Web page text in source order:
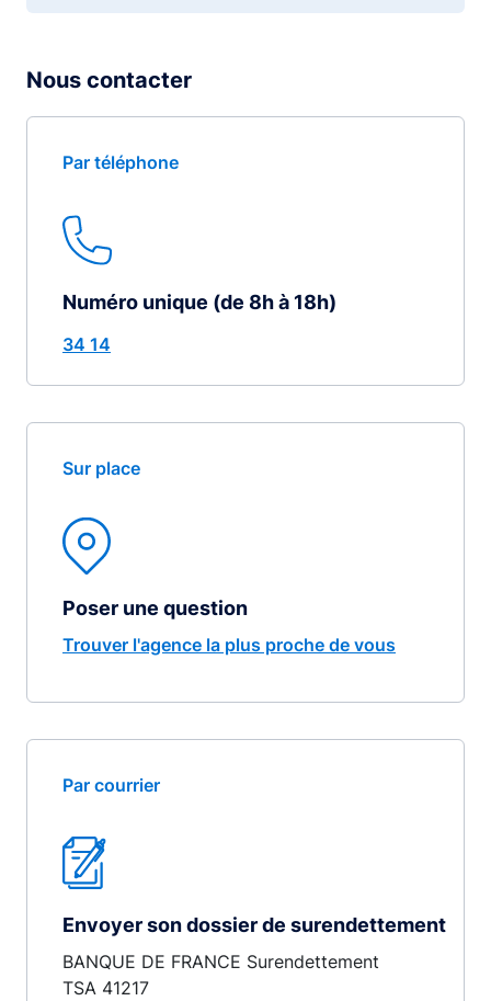
Nous contacter
Par téléphone
Numéro unique (de 8h à 18h)
34 14
Sur place
Poser une question
Trouver l'agence la plus proche de vous
Par courrier
Envoyer son dossier de surendettement
BANQUE DE FRANCE Surendettement
TSA 41217